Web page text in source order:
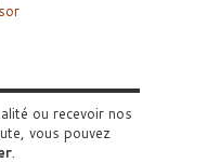
ou recevoir nos
vous pouvez
.